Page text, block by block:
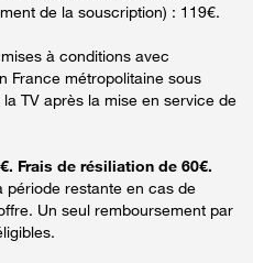
de la souscription) : 119€.
à conditions avec
France métropolitaine sous
TV après la mise en service de
Frais de résiliation de 60€.
période restante en cas de
Un seul remboursement par